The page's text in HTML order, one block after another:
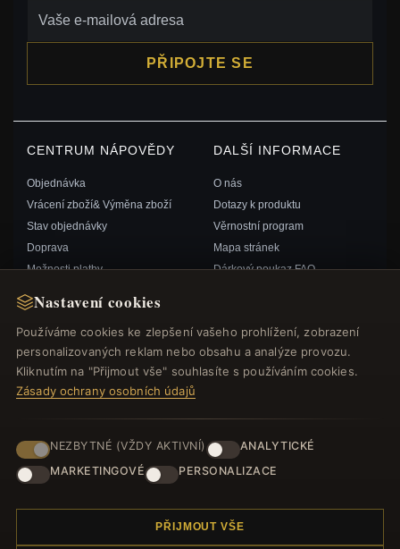
Nastavení cookies
Používáme cookies ke zlepšení vašeho prohlížení, zobrazení
personalizovaných reklam nebo obsahu a analýze provozu.
Kliknutím na "Přijmout vše" souhlasíte s používáním cookies.
Zásady ochrany osobních údajů
NEZBYTNÉ (VŽDY AKTIVNÍ)
ANALYTICKÉ
MARKETINGOVÉ
PERSONALIZACE
PŘIJMOUT VŠE
PŘIPOJTE SE
CENTRUM NÁPOVĚDY
Objednávka
Vrácení zboží& Výměna zboží
Stav objednávky
Doprava
Možnosti platby
Kontaktujte nás
DALŠÍ INFORMACE
O nás
Dotazy k produktu
Věrnostní program
Mapa stránek
Dárkový poukaz FAQ
RYCHLÉ ODKAZY
Nové produkty
Speciální nabídky
Blog
Recenze
Přihlásit se
SLEDUJTE NÁS